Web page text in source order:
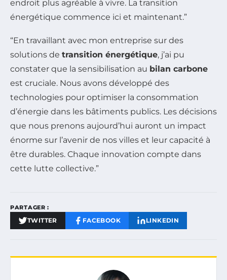
endroit plus agréable à vivre. La transition
énergétique commence ici et maintenant.”
“En travaillant avec mon entreprise sur des
solutions de transition énergétique, j’ai pu
constater que la sensibilisation au bilan carbone
est cruciale. Nous avons développé des
technologies pour optimiser la consommation
d’énergie dans les bâtiments publics. Les décisions
que nous prenons aujourd’hui auront un impact
énorme sur l’avenir de nos villes et leur capacité à
être durables. Chaque innovation compte dans
cette lutte collective.”
PARTAGER :
TWITTER FACEBOOK LINKEDIN